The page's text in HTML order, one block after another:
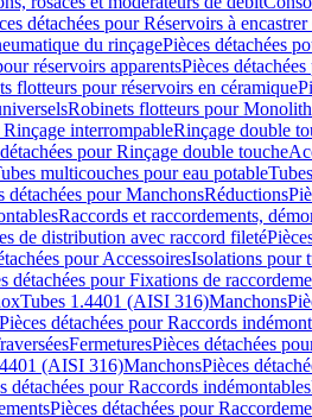
détachées pour Réservoirs à encastrer
du rinçagePièces détachées
réservoirs apparentsPièces
flotteurs pour réservoirs en céramique
Robinets flotteurs pour Monolith
Rinçage interrompableRinçage double
pour Rinçage double touche
multicouches pour eau potable
détachées pour ManchonsRéductions
Raccords et raccordements,
de distribution avec raccord fileté
pour AccessoiresIsolations pour
détachées pour Fixations de
Tubes 1.4401 (AISI 316)Manchons
Pièces détachées pour Raccords
FermeturesPièces détachées
(AISI 316)ManchonsPièces
détachées pour Raccords indémontables
Pièces détachées pour